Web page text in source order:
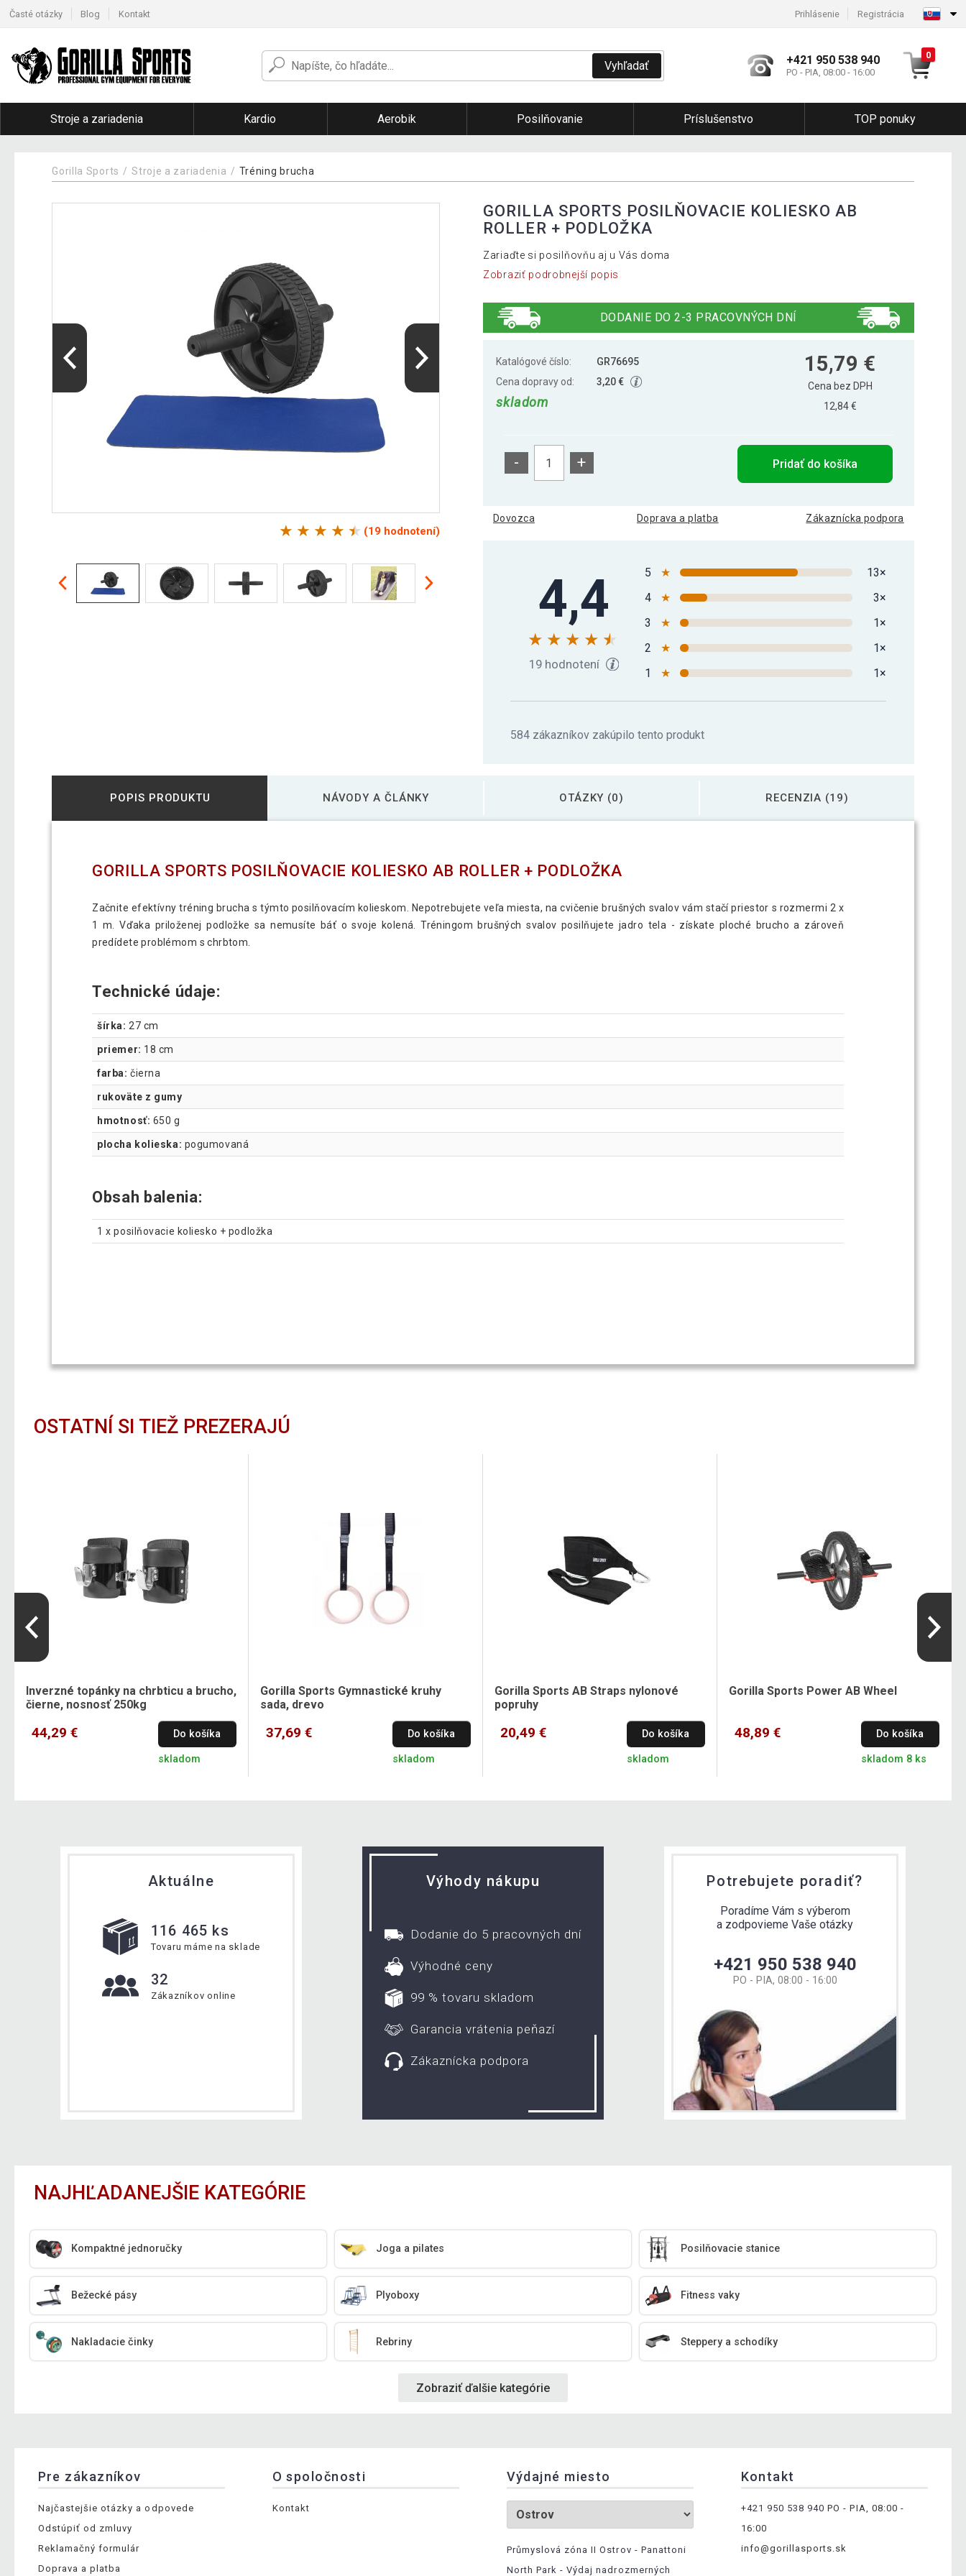
Časté otázky Blog Kontakt Prihlásenie Registrácia
Vyhľadať +421 950 538 940
PO - PIA, 08:00 - 16:00
0
Stroje a zariadenia Kardio Aerobik Posilňovanie Príslušenstvo TOP ponuky
Gorilla Sports Stroje a zariadenia Tréning brucha
(19 hodnotení)
GORILLA SPORTS POSILŇOVACIE KOLIESKO AB
ROLLER + PODLOŽKA
Zariaďte si posilňovňu aj u Vás doma
Zobraziť podrobnejší popis
DODANIE DO 2-3 PRACOVNÝCH DNÍ
Katalógové číslo:
GR76695
Cena dopravy od:
3,20 €
skladom
15,79 €
Cena bez DPH
12,84 €
- + Pridať do košíka
Dovozca Doprava a platba Zákaznícka podpora
4,4
19 hodnotení
5 ★
13×
4
★
3×
3
★
1×
2
★
1×
1
★ 1×
584 zákazníkov zakúpilo tento produkt
POPIS PRODUKTU NÁVODY A ČLÁNKY OTÁZKY (0) RECENZIA (19)
GORILLA SPORTS POSILŇOVACIE KOLIESKO AB ROLLER + PODLOŽKA
Začnite efektívny tréning brucha s týmto posilňovacím kolieskom. Nepotrebujete veľa miesta, na cvičenie brušných svalov vám stačí priestor s rozmermi 2 x
1 m. Vďaka priloženej podložke sa nemusíte báť o svoje kolená. Tréningom brušných svalov posilňujete jadro tela - získate ploché brucho a zároveň
predídete problémom s chrbtom.
Technické údaje:
šírka: 27 cm
priemer: 18 cm
farba: čierna
rukoväte z gumy
hmotnosť: 650 g
plocha kolieska: pogumovaná
Obsah balenia:
1 x posilňovacie koliesko + podložka
OSTATNÍ SI TIEŽ PREZERAJÚ
Inverzné topánky na chrbticu a brucho,
čierne, nosnosť 250kg
44,29 € Do košíka
skladom
Gorilla Sports Gymnastické kruhy
sada, drevo
37,69 € Do košíka
skladom
Gorilla Sports AB Straps nylonové
popruhy
20,49 € Do košíka
skladom
Gorilla Sports Power AB Wheel
48,89 € Do košíka
skladom 8 ks
Aktuálne
116 465 ks
Tovaru máme na sklade
32
Zákazníkov online
Výhody nákupu
Dodanie do 5 pracovných dní
Výhodné ceny
99 % tovaru skladom
Garancia vrátenia peňazí
Zákaznícka podpora
Potrebujete poradiť?
Poradíme Vám s výberom
a zodpovieme Vaše otázky
+421 950 538 940
PO - PIA, 08:00 - 16:00
NAJHĽADANEJŠIE KATEGÓRIE
Kompaktné jednoručky Joga a pilates Posilňovacie stanice
Bežecké pásy Plyoboxy Fitness vaky
Nakladacie činky Rebriny Steppery a schodíky
Zobraziť ďalšie kategórie
Pre zákazníkov
Najčastejšie otázky a odpovede
Odstúpiť od zmluvy
Reklamačný formulár
Doprava a platba
O spoločnosti
Kontakt
Výdajné miesto
Průmyslová zóna II Ostrov - Panattoni
North Park - Výdaj nadrozmerných
Kontakt
+421 950 538 940 PO - PIA, 08:00 -
16:00
info@gorillasports.sk